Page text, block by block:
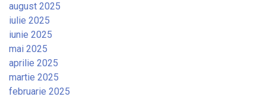
august 2025
iulie 2025
iunie 2025
mai 2025
aprilie 2025
martie 2025
februarie 2025